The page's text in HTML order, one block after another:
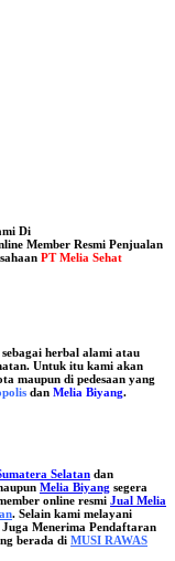
Di
Member Resmi Penjualan
PT Melia Sehat
herbal alami atau
Untuk itu kami akan
maupun di pedesaan yang
dan Melia Biyang.
Selatan dan
Melia Biyang segera
online resmi Jual Melia
. Selain kami melayani
Menerima Pendaftaran
berada di MUSI RAWAS